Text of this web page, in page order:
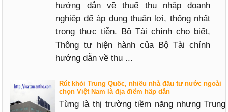
hướng dẫn về thuế thu nhập doanh
nghiệp để áp dụng thuận lợi, thống nhất
trong thực tiễn. Bộ Tài chính cho biết,
Thông tư hiện hành của Bộ Tài chính
hướng dẫn về thu ...
Rút khỏi Trung Quốc, nhiều nhà đầu tư nước ngoài
chọn Việt Nam là địa điểm hấp dẫn
Từng là thị trường tiềm năng nhưng Trung